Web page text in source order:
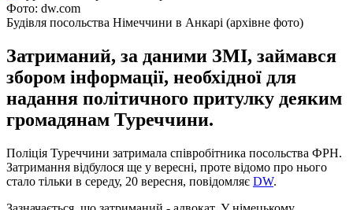
Фото: dw.com
Будівля посольства Німеччини в Анкарі (архівне фото)
Затриманий, за даними ЗМІ, займався
збором інформації, необхідної для
надання політичного притулку деяким
громадянам Туреччини.
Поліція Туреччини затримала співробітника посольства ФРН.
Затримання відбулося ще у вересні, проте відомо про нього
стало тільки в середу, 20 вересня, повідомляє DW.